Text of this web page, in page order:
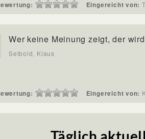
Eingereicht von:
Wer keine Meinung zeigt, der
Seibold, Klaus
Eingereicht von: